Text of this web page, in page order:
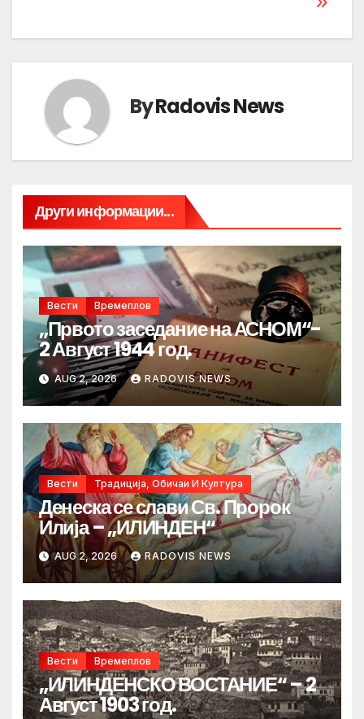
ByRadovis News
Други информации...
Вести Времеплов
„Првото заседание на АСНОМ“-
2 Август 1944 год.
AUG 2, 2026 RADOVIS NEWS
Вести Традиција, Обичаи И Култура
Денеска се слави Св. Пророк
Илија – „ИЛИНДЕН“
AUG 2, 2026 RADOVIS NEWS
Вести Времеплов
„ИЛИНДЕНСКО ВОСТАНИЕ“ – 2
Август 1903 год.